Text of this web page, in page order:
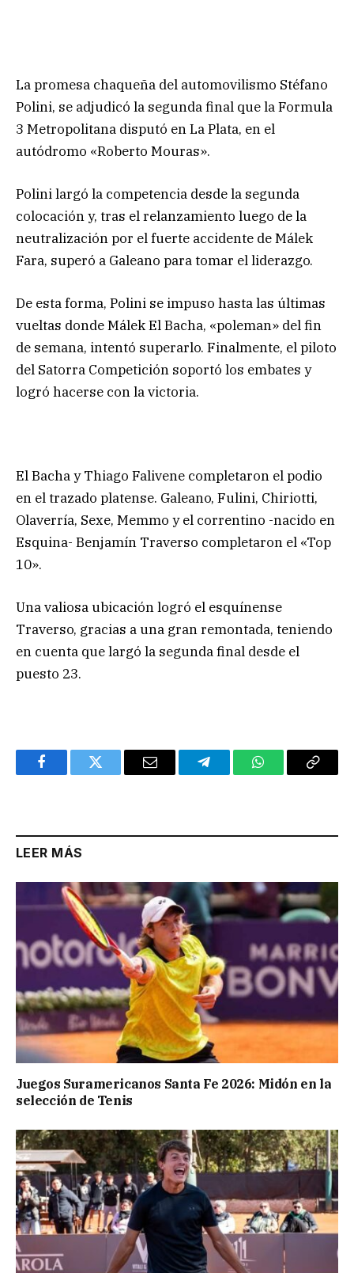
La promesa chaqueña del automovilismo Stéfano
Polini, se adjudicó la segunda final que la Formula
3 Metropolitana disputó en La Plata, en el
autódromo «Roberto Mouras».
Polini largó la competencia desde la segunda
colocación y, tras el relanzamiento luego de la
neutralización por el fuerte accidente de Málek
Fara, superó a Galeano para tomar el liderazgo.
De esta forma, Polini se impuso hasta las últimas
vueltas donde Málek El Bacha, «poleman» del fin
de semana, intentó superarlo. Finalmente, el piloto
del Satorra Competición soportó los embates y
logró hacerse con la victoria.
El Bacha y Thiago Falivene completaron el podio
en el trazado platense. Galeano, Fulini, Chiriotti,
Olaverría, Sexe, Memmo y el correntino -nacido en
Esquina- Benjamín Traverso completaron el «Top
10».
Una valiosa ubicación logró el esquínense
Traverso, gracias a una gran remontada, teniendo
en cuenta que largó la segunda final desde el
puesto 23.
FacebookTwitter Email TelegramWhatsAppCopy
LEER MÁS
Juegos Suramericanos Santa Fe 2026: Midón en la
selección de Tenis